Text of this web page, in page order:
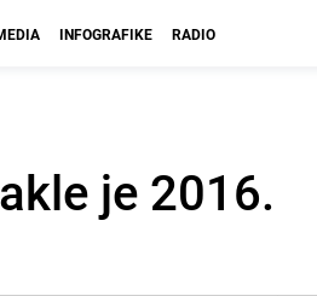
INFOGRAFIKE RADIO
je 2016.